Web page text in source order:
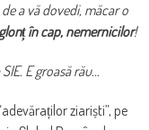
a vă dovedi, măcar o
în cap, nemernicilor!
E groasă rău…
ziariști”, pe